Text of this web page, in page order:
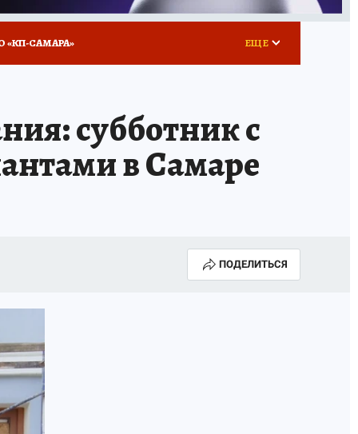
«КП-САМАРА»
ДЕНЬ ПОБЕДЫ В САМАРЕ 2025
#ЭКОРАВНОВЕСИЕ
ЕЩЕ
субботник с
в Самаре
ПОДЕЛИТЬСЯ